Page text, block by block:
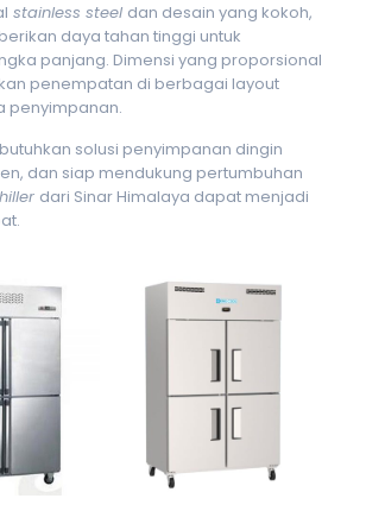
stainless steel dan desain yang kokoh,
daya tahan tinggi untuk
panjang. Dimensi yang proporsional
penempatan di berbagai layout
penyimpanan.
solusi penyimpanan dingin
dan siap mendukung pertumbuhan
dari Sinar Himalaya dapat menjadi